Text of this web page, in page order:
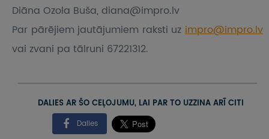
Diāna Ozola Buša, diana@impro.lv
Par pārējiem jautājumiem raksti uz impro@impro.lv
vai zvani pa tālruni 67221312.
DALIES AR ŠO CEĻOJUMU, LAI PAR TO UZZINA ARĪ CITI
Dalies